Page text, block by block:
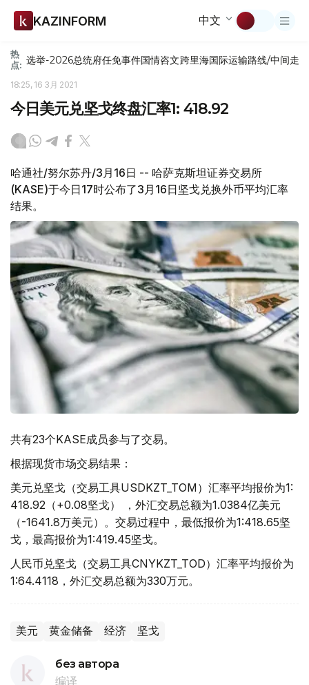
KAZINFORM 中文
热
点: 选举-2026总统府任免事件国情咨文跨里海国际运输路线/中间走廊
18:25, 16 3月 2021
今日美元兑坚戈终盘汇率1: 418.92
哈通社/努尔苏丹/3月16日 -- 哈萨克斯坦证券交易所
(KASE)于今日17时公布了3月16日坚戈兑换外币平均汇率
结果。
共有23个KASE成员参与了交易。
根据现货市场交易结果：
美元兑坚戈（交易工具USDKZT_TOM）汇率平均报价为1:
418.92（+0.08坚戈） ，外汇交易总额为1.0384亿美元
（-1641.8万美元）。交易过程中，最低报价为1:418.65坚
戈，最高报价为1:419.45坚戈。
人民币兑坚戈（交易工具CNYKZT_TOD）汇率平均报价为
1:64.4118，外汇交易总额为330万元。
美元 黄金储备 经济 坚戈
без автора
编译